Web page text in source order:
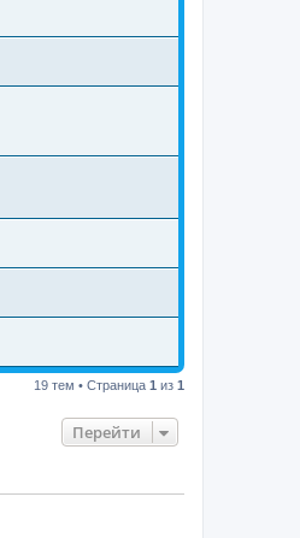
19 тем • Страница 1 из 1
Перейти